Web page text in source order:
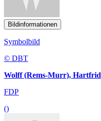
Bildinformationen
Symbolbild
© DBT
Wolff (Rems-Murr), Hartfrid
FDP
()